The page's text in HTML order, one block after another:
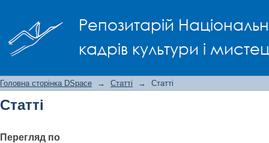
Репозитарій
кадрів культури і
Головна сторінка DSpace → Статті → Статті
Статті
Перегляд по